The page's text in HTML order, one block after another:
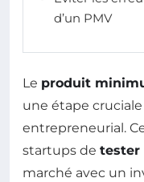
d’un PMV
Le produit
une étape
entrepreneurial.
startups de tester
marché avec un